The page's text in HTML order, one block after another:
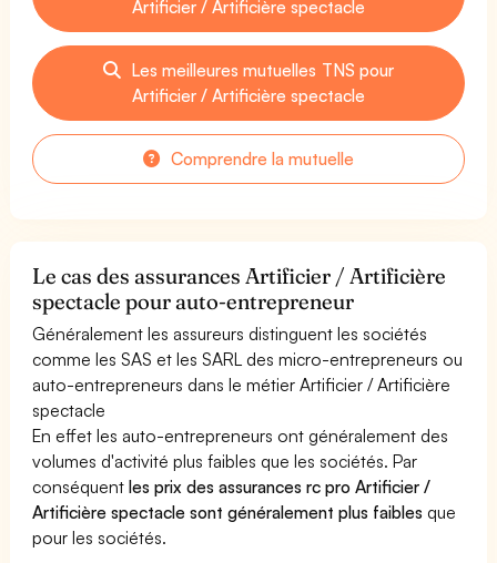
Artificier / Artificière spectacle
Les meilleures mutuelles TNS pour
Artificier / Artificière spectacle
Comprendre la mutuelle
Le cas des assurances Artificier / Artificière
spectacle pour auto-entrepreneur
Généralement les assureurs distinguent les sociétés
comme les SAS et les SARL des micro-entrepreneurs ou
auto-entrepreneurs dans le métier Artificier / Artificière
spectacle
En effet les auto-entrepreneurs ont généralement des
volumes d'activité plus faibles que les sociétés. Par
conséquentles prix des assurances rc pro Artificier /
Artificière spectacle sont généralement plus faibles que
pour les sociétés.